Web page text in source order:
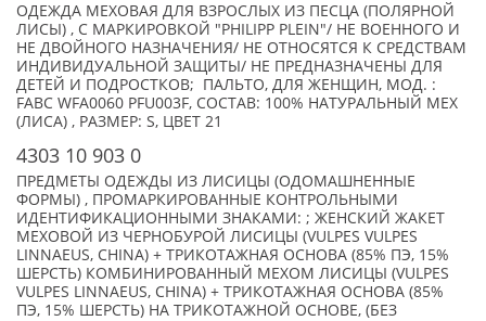
ОДЕЖДА МЕХОВАЯ ДЛЯ ВЗРОСЛЫХ ИЗ ПЕСЦА (ПОЛЯРНОЙ
ЛИСЫ) , С МАРКИРОВКОЙ "PHILIPP PLEIN"/ НЕ ВОЕННОГО И
НЕ ДВОЙНОГО НАЗНАЧЕНИЯ/ НЕ ОТНОСЯТСЯ К СРЕДСТВАМ
ИНДИВИДУАЛЬНОЙ ЗАЩИТЫ/ НЕ ПРЕДНАЗНАЧЕНЫ ДЛЯ
ДЕТЕЙ И ПОДРОСТКОВ; ПАЛЬТО, ДЛЯ ЖЕНЩИН, МОД. :
FABC WFA0060 PFU003F, СОСТАВ: 100% НАТУРАЛЬНЫЙ МЕХ
(ЛИСА) , РАЗМЕР: S, ЦВЕТ 21
4303 10 903 0
ПРЕДМЕТЫ ОДЕЖДЫ ИЗ ЛИСИЦЫ (ОДОМАШНЕННЫЕ
ФОРМЫ) , ПРОМАРКИРОВАННЫЕ КОНТРОЛЬНЫМИ
ИДЕНТИФИКАЦИОННЫМИ ЗНАКАМИ: ; ЖЕНСКИЙ ЖАКЕТ
МЕХОВОЙ ИЗ ЧЕРНОБУРОЙ ЛИСИЦЫ (VULPES VULPES
LINNAEUS, CHINA) + ТРИКОТАЖНАЯ ОСНОВА (85% ПЭ, 15%
ШЕРСТЬ) КОМБИНИРОВАННЫЙ МЕХОМ ЛИСИЦЫ (VULPES
VULPES LINNAEUS, CHINA) + ТРИКОТАЖНАЯ ОСНОВА (85%
ПЭ, 15% ШЕРСТЬ) НА ТРИКОТАЖНОЙ ОСНОВЕ, (БЕЗ